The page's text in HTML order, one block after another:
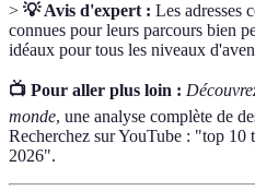
> 💡 Avis d'expert : Les adresses
connues pour leurs parcours bien
idéaux pour tous les niveaux
📺 Pour aller plus loin :
monde, une analyse complète de
Recherchez sur YouTube : "top 10
2026".